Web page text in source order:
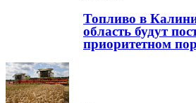
Топливо в
область будут
приоритетном